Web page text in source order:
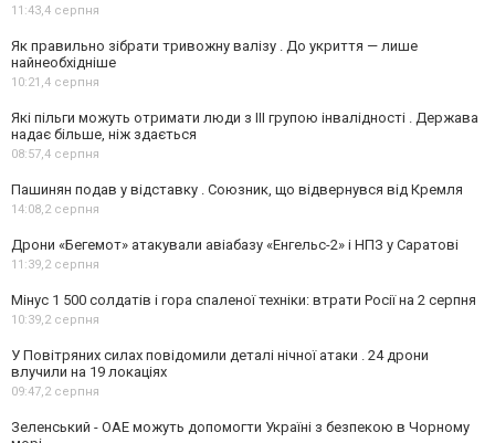
11:43,4 серпня
Як правильно зібрати тривожну валізу . До укриття — лише
найнеобхідніше
10:21,4 серпня
Які пільги можуть отримати люди з III групою інвалідності . Держава
надає більше, ніж здається
08:57,4 серпня
Пашинян подав у відставку . Союзник, що відвернувся від Кремля
14:08,2 серпня
Дрони «Бегемот» атакували авіабазу «Енгельс-2» і НПЗ у Саратові
11:39,2 серпня
Мінус 1 500 солдатів і гора спаленої техніки: втрати Росії на 2 серпня
10:39,2 серпня
У Повітряних силах повідомили деталі нічної атаки . 24 дрони
влучили на 19 локаціях
09:47,2 серпня
Зеленський - ОАЕ можуть допомогти Україні з безпекою в Чорному